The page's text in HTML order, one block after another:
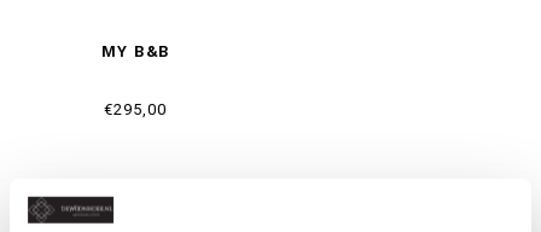
MY B&B
€295,00